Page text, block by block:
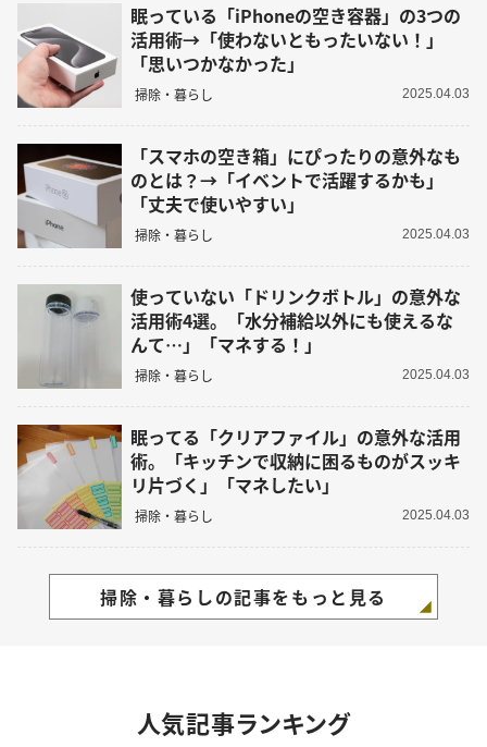
眠っている「iPhoneの空き容器」の3つの
活用術→「使わないともったいない！」
「思いつかなかった」
掃除・暮らし 2025.04.03
「スマホの空き箱」にぴったりの意外なも
のとは？→「イベントで活躍するかも」
「丈夫で使いやすい」
掃除・暮らし 2025.04.03
使っていない「ドリンクボトル」の意外な
活用術4選。「水分補給以外にも使えるな
んて…」「マネする！」
掃除・暮らし 2025.04.03
眠ってる「クリアファイル」の意外な活用
術。「キッチンで収納に困るものがスッキ
リ片づく」「マネしたい」
掃除・暮らし 2025.04.03
掃除・暮らしの記事をもっと見る
人気記事ランキング